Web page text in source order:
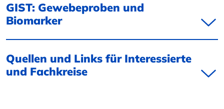
GIST: Gewebeproben und
Biomarker
Quellen und Links für Interessierte
und Fachkreise